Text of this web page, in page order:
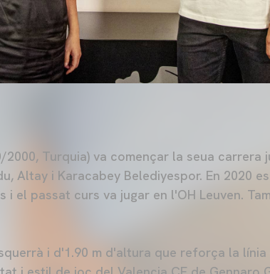
Turquia) va començar la seua carrera
Altay i Karacabey Belediyespor. En 2020
i el passat curs va jugar en l'OH Leuven.
i d'1.90 m d'altura que reforça la